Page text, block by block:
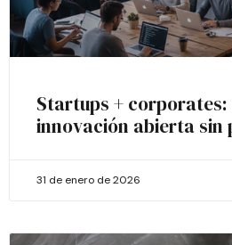
Startups +
innovación abierta sin
31 de enero de 2026